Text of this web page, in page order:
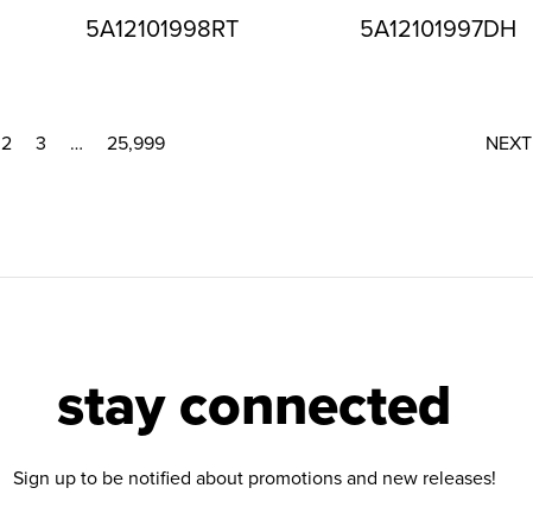
5A12101998RT 5A12101997DH
2 3 … 25,999 NEXT
stay connected
Sign up to be notified about promotions and new releases!